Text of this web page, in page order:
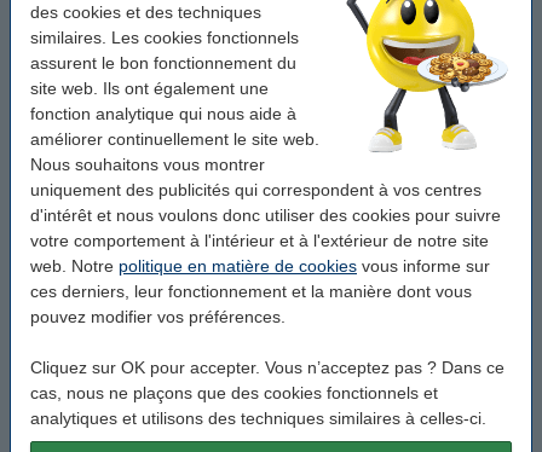
des cookies et des techniques
similaires. Les cookies fonctionnels
assurent le bon fonctionnement du
site web. Ils ont également une
fonction analytique qui nous aide à
améliorer continuellement le site web.
Nous souhaitons vous montrer
uniquement des publicités qui correspondent à vos centres
d'intérêt et nous voulons donc utiliser des cookies pour suivre
votre comportement à l'intérieur et à l'extérieur de notre site
web. Notre politique en matière de cookies vous informe sur
ces derniers, leur fonctionnement et la manière dont vous
pouvez modifier vos préférences.
Cliquez sur OK pour accepter. Vous n’acceptez pas ? Dans ce
cas, nous ne plaçons que des cookies fonctionnels et
analytiques et utilisons des techniques similaires à celles-ci.
Tablettes lave-vaisselle
Liquide vaisselle
Nettoyants pour lave-vaisselle
Produit de rinçage
Sel pour lave-vaisselle
Désodorisants pour lave-vaisselle
Brosses à vaisselle
Éponges